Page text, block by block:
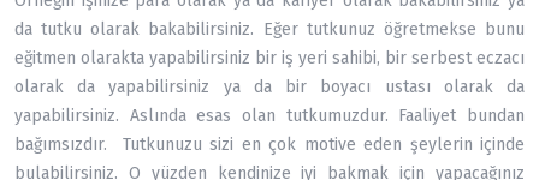
da tutku olarak bakabilirsiniz. Eğer tutkunuz öğretmekse bunu
eğitmen olarakta yapabilirsiniz bir iş yeri sahibi, bir serbest eczacı
olarak da yapabilirsiniz ya da bir boyacı ustası olarak da
yapabilirsiniz. Aslında esas olan tutkumuzdur. Faaliyet bundan
bağımsızdır. Tutkunuzu sizi en çok motive eden şeylerin içinde
bulabilirsiniz. O yüzden kendinize iyi bakmak için yapacağınız